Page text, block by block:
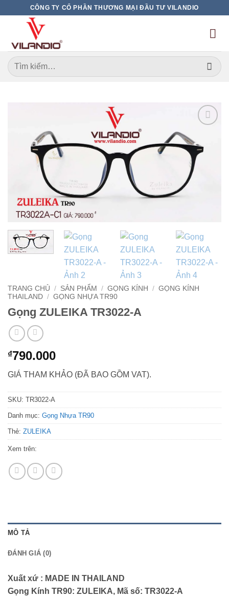
dung
CÔNG TY CỔ PHẦN THƯƠNG MẠI ĐẦU TƯ VILANDIO
Tìm
kiếm:
wishlist
TRANG CHỦ / SẢN PHẨM / GỌNG KÍNH / GỌNG KÍNH
THAILAND / GỌNG NHỰA TR90
Gọng ZULEIKA TR3022-A
₫790.000
GIÁ THAM KHẢO (ĐÃ BAO GỒM VAT).
SKU: TR3022-A
Danh mục: Gọng Nhựa TR90
Thẻ: ZULEIKA
Xem trên:
MÔ TẢ
ĐÁNH GIÁ (0)
Xuất xứ : MADE IN THAILAND
Gọng Kính TR90: ZULEIKA, Mã số: TR3022-A